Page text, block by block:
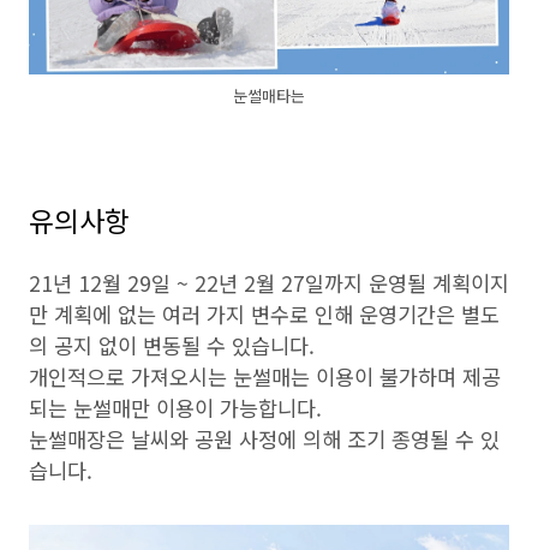
눈썰매타는
유의사항
21년 12월 29일 ~ 22년 2월 27일까지 운영될 계획이지
만 계획에 없는 여러 가지 변수로 인해 운영기간은 별도
의 공지 없이 변동될 수 있습니다.
개인적으로 가져오시는 눈썰매는 이용이 불가하며 제공
되는 눈썰매만 이용이 가능합니다.
눈썰매장은 날씨와 공원 사정에 의해 조기 종영될 수 있
습니다.